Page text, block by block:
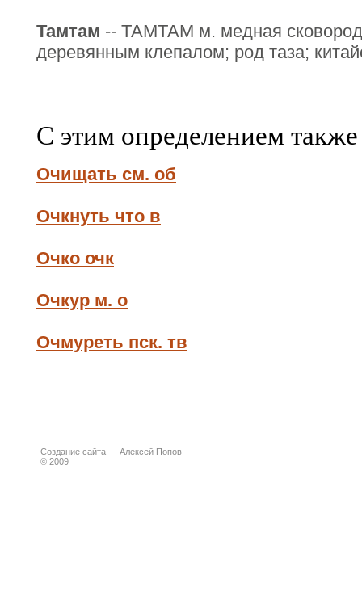
Тамтам -- ТАМТАМ м. медная
деревянным клепалом; род таза;
С этим определением
Очищать см. об
Очкнуть что в
Очко очк
Очкур м. о
Очмуреть пск. тв
Создание сайта — Алексей Попов
© 2009